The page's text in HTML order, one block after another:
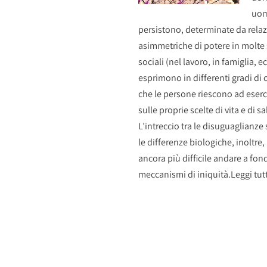
persistono, determinate da
asimmetriche di potere in molte
sociali (nel lavoro, in famiglia,
esprimono in differenti gradi di
che le persone riescono ad
sulle proprie scelte di vita e di
L’intreccio tra le disuguaglianze
le differenze biologiche, inoltre,
ancora più difficile andare a
meccanismi di iniquità.Leggi